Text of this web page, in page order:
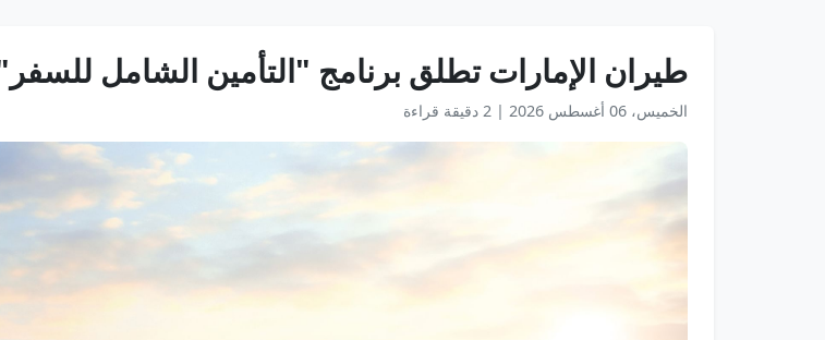
طيران الإمارات تطلق برنامج "التأمين الشامل
الخميس، 06 أغسطس 2026 | 2 دقيقة قراءة